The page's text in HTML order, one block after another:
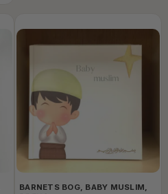
BARNETS BOG, BABY MUSLIM,